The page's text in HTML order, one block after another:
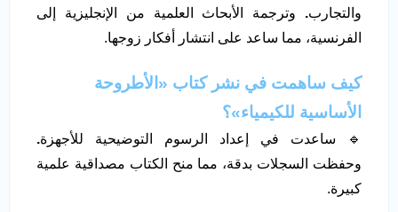
والتجارب. وترجمة الأبحاث العلمية من الإنجليزية إلى
الفرنسية، مما ساعد على انتشار أفكار زوجها.
كيف ساهمت في نشر كتاب «الأطروحة
الأساسية للكيمياء»؟
🔹 ساعدت في إعداد الرسوم التوضيحية للأجهزة.
وحفظت السجلات بدقة، مما منح الكتاب مصداقية علمية
كبيرة.